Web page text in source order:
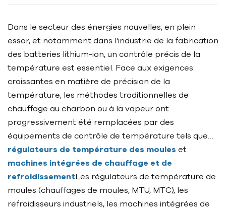
Dans le secteur des énergies nouvelles, en plein
essor, et notamment dans l'industrie de la fabrication
des batteries lithium-ion, un contrôle précis de la
température est essentiel. Face aux exigences
croissantes en matière de précision de la
température, les méthodes traditionnelles de
chauffage au charbon ou à la vapeur ont
progressivement été remplacées par des
équipements de contrôle de température tels que…
régulateurs de température des moules et
machines intégrées de chauffage et de
refroidissementLes régulateurs de température de
moules (chauffages de moules, MTU, MTC), les
refroidisseurs industriels, les machines intégrées de